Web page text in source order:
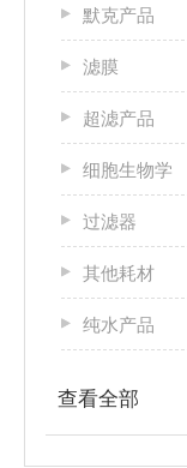
默克产品
滤膜
超滤产品
细胞生物学
过滤器
其他耗材
纯水产品
查看全部